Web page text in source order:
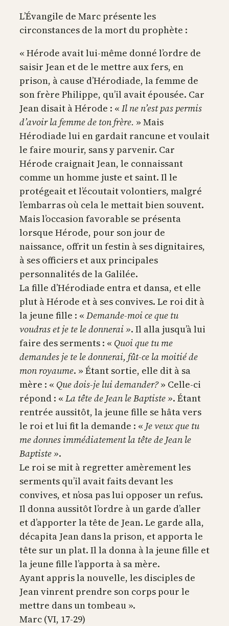
L’Évangile de Marc présente les
circonstances de la mort du prophète :
« Hérode avait lui-même donné l’ordre de
saisir Jean et de le mettre aux fers, en
prison, à cause d’Hérodiade, la femme de
son frère Philippe, qu’il avait épousée. Car
Jean disait à Hérode : « Il ne n’est pas permis
d’avoir la femme de ton frère. » Mais
Hérodiade lui en gardait rancune et voulait
le faire mourir, sans y parvenir. Car
Hérode craignait Jean, le connaissant
comme un homme juste et saint. Il le
protégeait et l’écoutait volontiers, malgré
l’embarras où cela le mettait bien souvent.
Mais l’occasion favorable se présenta
lorsque Hérode, pour son jour de
naissance, offrit un festin à ses dignitaires,
à ses officiers et aux principales
personnalités de la Galilée.
La fille d’Hérodiade entra et dansa, et elle
plut à Hérode et à ses convives. Le roi dit à
la jeune fille : « Demande-moi ce que tu
voudras et je te le donnerai ». Il alla jusqu’à lui
faire des serments : « Quoi que tu me
demandes je te le donnerai, fût-ce la moitié de
mon royaume. » Étant sortie, elle dit à sa
mère : « Que dois-je lui demander?» Celle-ci
répond : « La tête de Jean le Baptiste ». Étant
rentrée aussitôt, la jeune fille se hâta vers
le roi et lui fit la demande : « Je veux que tu
me donnes immédiatement la tête de Jean le
Baptiste ».
Le roi se mit à regretter amèrement les
serments qu’il avait faits devant les
convives, et n’osa pas lui opposer un refus.
Il donna aussitôt l’ordre à un garde d’aller
et d’apporter la tête de Jean. Le garde alla,
décapita Jean dans la prison, et apporta le
tête sur un plat. Il la donna à la jeune fille et
la jeune fille l’apporta à sa mère.
Ayant appris la nouvelle, les disciples de
Jean vinrent prendre son corps pour le
mettre dans un tombeau ».
Marc (VI, 17-29)